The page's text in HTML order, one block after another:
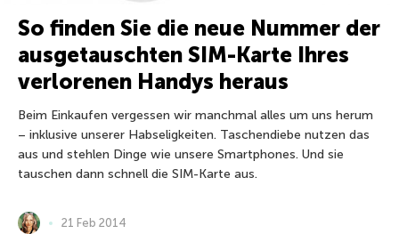
So finden Sie die neue Nummer der
ausgetauschten SIM-Karte Ihres
verlorenen Handys heraus
Beim Einkaufen vergessen wir manchmal alles um uns herum
– inklusive unserer Habseligkeiten. Taschendiebe nutzen das
aus und stehlen Dinge wie unsere Smartphones. Und sie
tauschen dann schnell die SIM-Karte aus.
21 Feb 2014